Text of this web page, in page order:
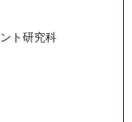
ト研究科